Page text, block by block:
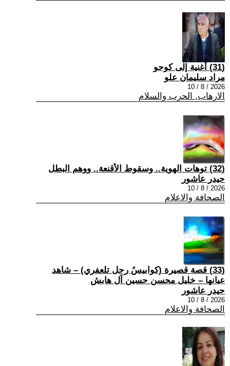
(31) أُغنية إلى كوجو
مراد سليمان علو
2026 / 8 / 10
الارهاب, الحرب والسلام
(32) توهات الهوية.. وسقوط الأقنعة.. ووهم البطل
حيدر عاشور
2026 / 8 / 10
الصحافة والاعلام
(33) قصة قصيرة (كوابيسُ رجل تلعفري) – شاهد
عيانها – خليل محسن حسين آل هابش
حيدر عاشور
2026 / 8 / 10
الصحافة والاعلام